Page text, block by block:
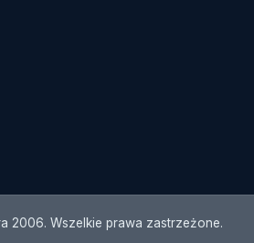
2006. Wszelkie prawa zastrzeżone.